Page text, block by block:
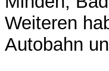
Weiteren
Autobahn